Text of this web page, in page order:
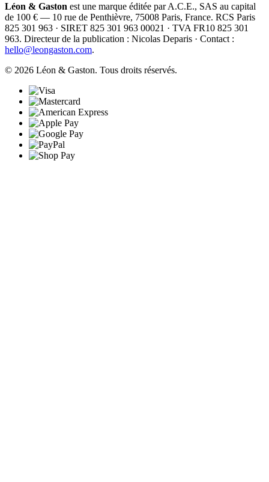
Léon & Gaston est une marque éditée par A.C.E., SAS au capital
de 100 € — 10 rue de Penthièvre, 75008 Paris, France. RCS Paris
825 301 963 · SIRET 825 301 963 00021 · TVA FR10 825 301
963. Directeur de la publication : Nicolas Deparis · Contact :
hello@leongaston.com.
© 2026 Léon & Gaston. Tous droits réservés.